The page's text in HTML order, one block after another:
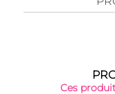
Ces